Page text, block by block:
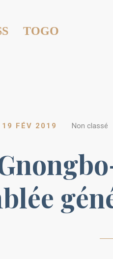
TOGO
19 FÉV 2019 Non classé